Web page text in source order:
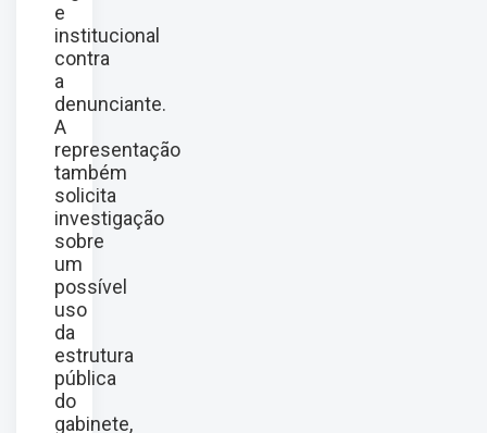
e
institucional
contra
a
denunciante.
A
representação
também
solicita
investigação
sobre
um
possível
uso
da
estrutura
pública
do
gabinete,